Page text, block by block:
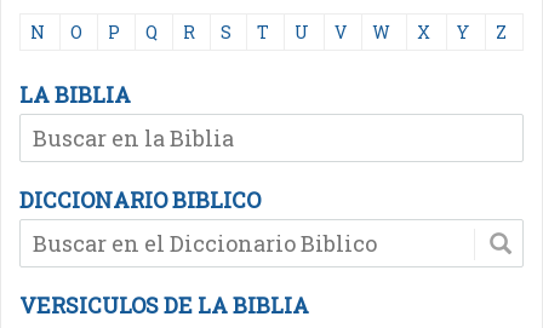
N O P Q R S T U V W X Y Z
LA BIBLIA
DICCIONARIO BIBLICO
VERSICULOS DE LA BIBLIA